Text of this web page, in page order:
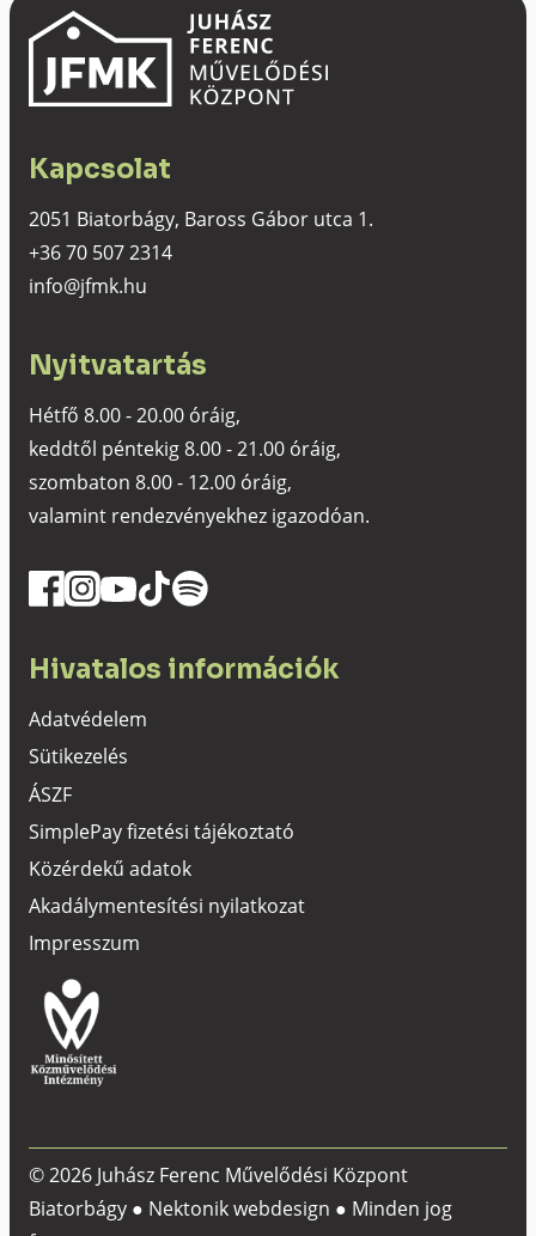
Kapcsolat
2051 Biatorbágy, Baross Gábor utca 1.
+36 70 507 2314
info@jfmk.hu
Nyitvatartás
Hétfő 8.00 - 20.00 óráig,
keddtől péntekig 8.00 - 21.00 óráig,
szombaton 8.00 - 12.00 óráig,
valamint rendezvényekhez igazodóan.
Hivatalos információk
Adatvédelem
Sütikezelés
ÁSZF
SimplePay fizetési tájékoztató
Közérdekű adatok
Akadálymentesítési nyilatkozat
Impresszum
© 2026 Juhász Ferenc Művelődési Központ
Biatorbágy ● Nektonik webdesign ● Minden jog